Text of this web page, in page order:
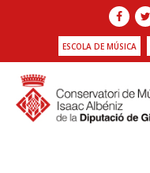
ESCOLA DE MÚSICA